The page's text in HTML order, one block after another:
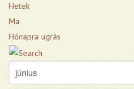
Hetek
Ma
Hónapra ugrás